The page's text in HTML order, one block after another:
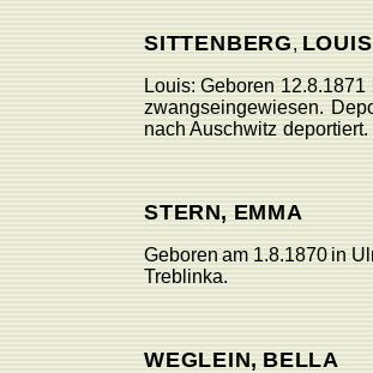
SITTENBERG, LOUIS
Louis: Geboren 12.8.1871
zwangseingewiesen.
nachAuschwitz deportiert.
STERN, EMMA
Geborenam 1.8.1870 in
Treblinka.
WEGLEIN, BELLA